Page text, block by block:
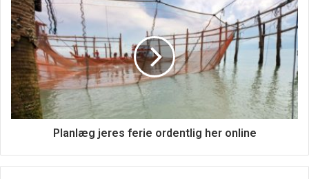
Køb udendørs udstyr til børnene her
Er det ikke kun tusserne der skal tages i brug udenfor, kan
det også være man kan finde noget andet udendørsudstyr
Planlæg jeres ferie ordentlig her online